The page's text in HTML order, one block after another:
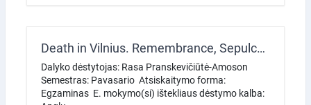
Death in Vilnius. Remembrance, Sepulchral Culture, and Religions in a Contemporary City
Dalyko dėstytojas: Rasa Pranskevičiūtė-Amoson
Semestras: Pavasario Atsiskaitymo forma:
Egzaminas E. mokymo(si) ištekliaus dėstymo kalba: